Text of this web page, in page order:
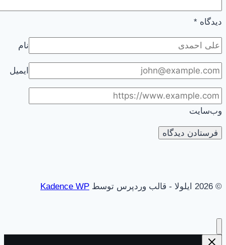
دیدگاه *
نام
ایمیل
وب‌سایت
© 2026 ایلولا - قالب وردپرس توسط Kadence WP